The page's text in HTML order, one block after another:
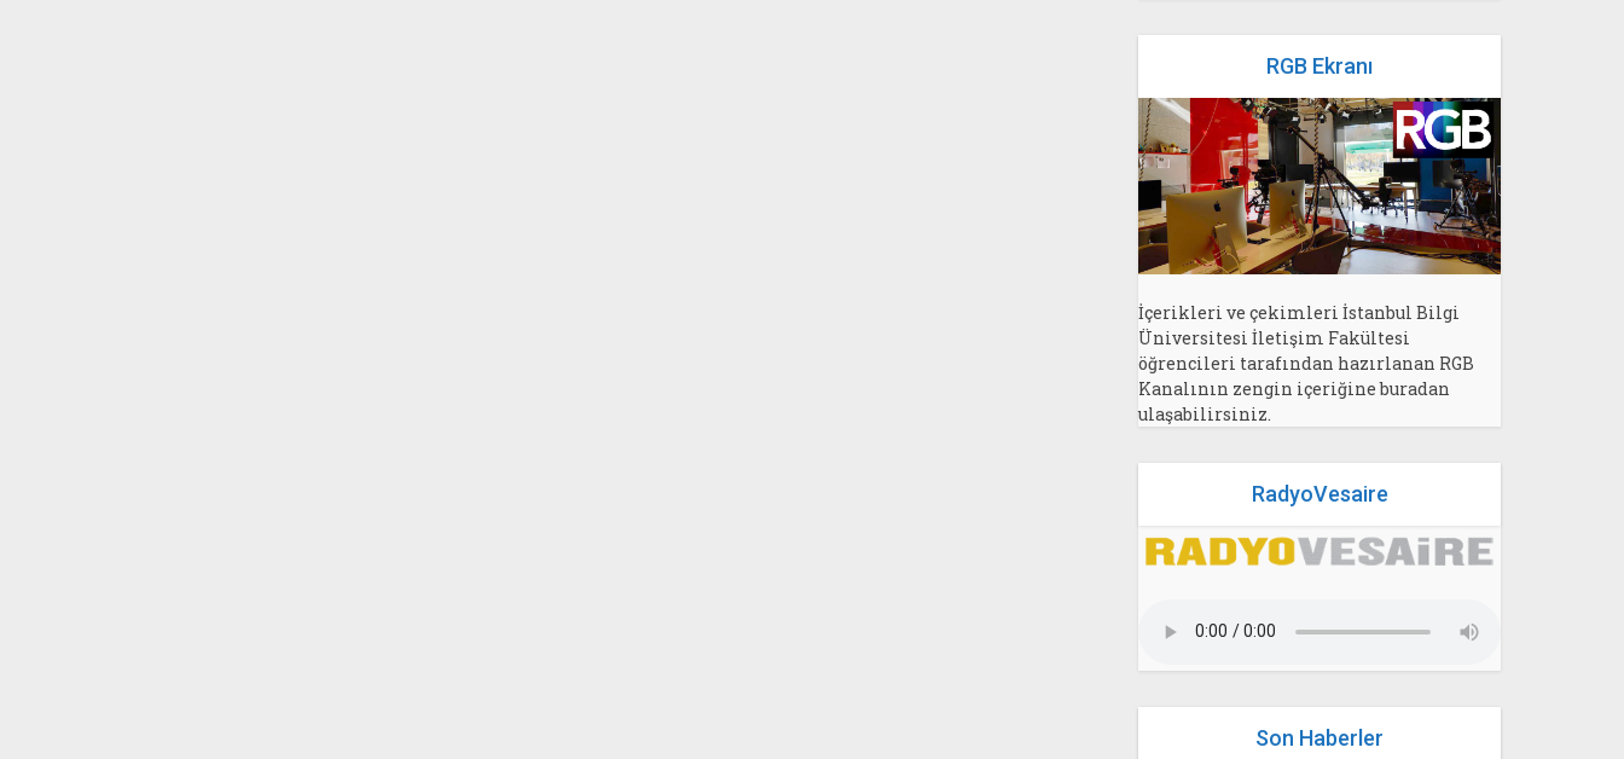
RGB Ekranı
İçerikleri ve çekimleri İstanbul Bilgi
Üniversitesi İletişim Fakültesi
öğrencileri tarafından hazırlanan RGB
Kanalının zengin içeriğine buradan
ulaşabilirsiniz.
RadyoVesaire
Son Haberler